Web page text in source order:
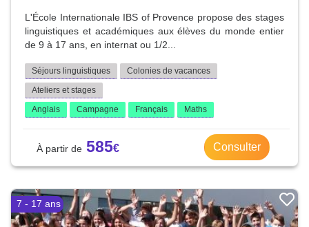
L'École Internationale IBS of Provence propose des stages
linguistiques et académiques aux élèves du monde entier
de 9 à 17 ans, en internat ou 1/2...
Séjours linguistiques
Colonies de vacances
Ateliers et stages
Anglais
Campagne Français Maths
585 Consulter
7 - 17 ans